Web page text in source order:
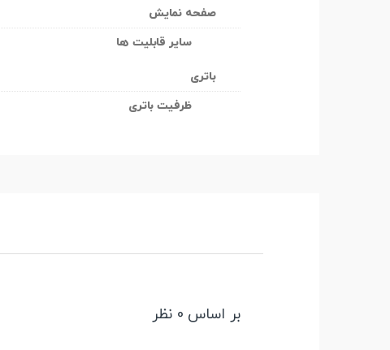
صفحه نمایش
سایر قابلیت ها
باتری
ظرفیت باتری
بر اساس 0 نظر